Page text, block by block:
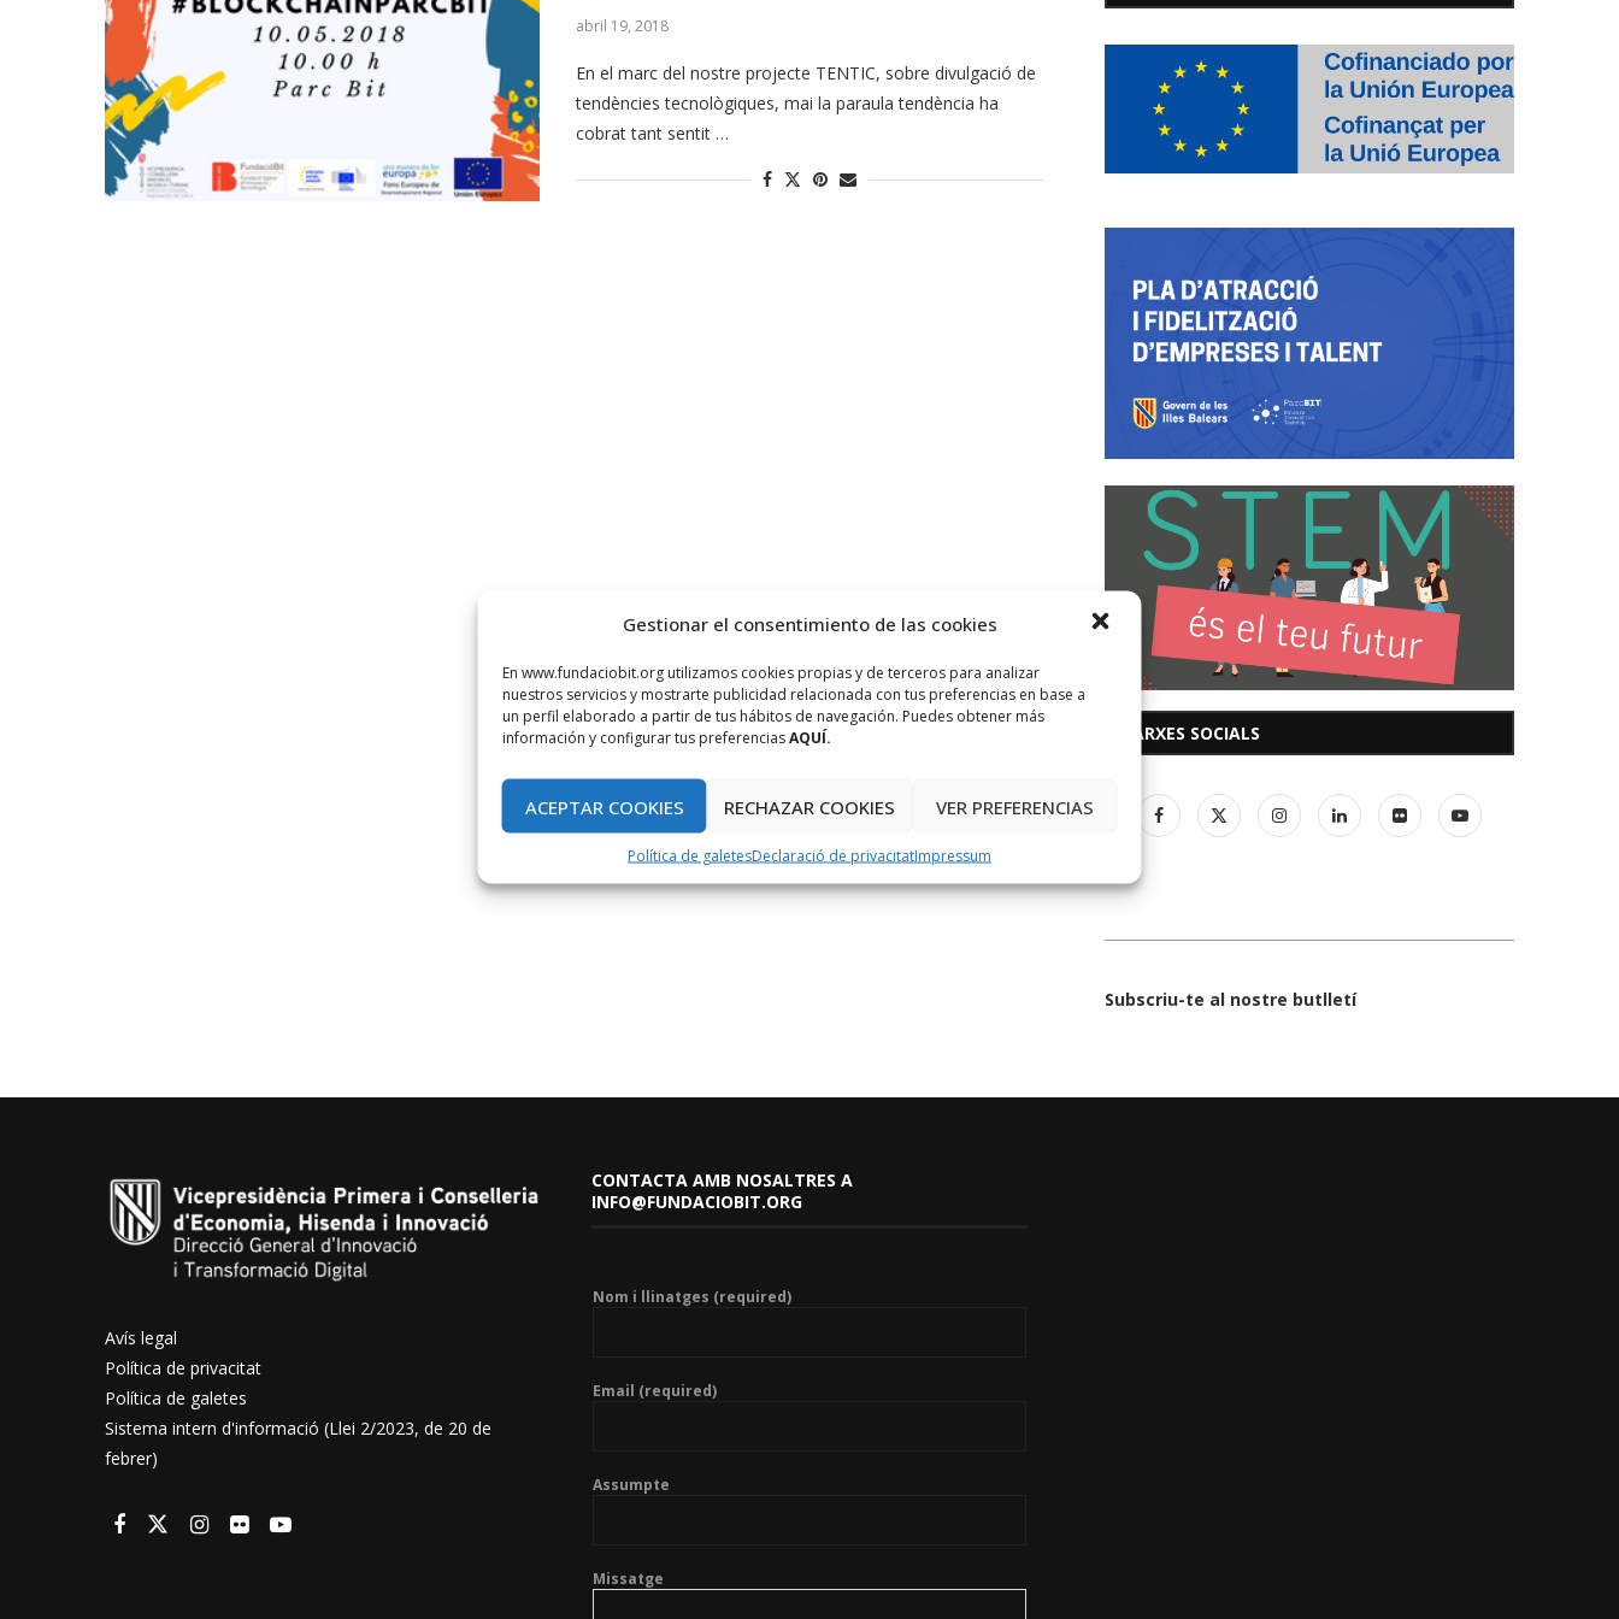
Gestionar el consentimiento de las cookies
En www.fundaciobit.org utilizamos cookies propias y de terceros para analizar
nuestros servicios y mostrarte publicidad relacionada con tus preferencias en base a
un perfil elaborado a partir de tus hábitos de navegación. Puedes obtener más
información y configurar tus preferenciasAQUÍ.
ACEPTAR COOKIES RECHAZAR COOKIES VER PREFERENCIAS
Política de galetesDeclaració de privacitatImpressum
abril 19, 2018
En el marc del nostre projecte TENTIC, sobre divulgació de
tendències tecnològiques, mai la paraula tendència ha
cobrat tant sentit …
XARXES SOCIALS
Subscriu-te al nostre butlletí
Avís legal
Política de privacitat
Política de galetes
Sistema intern d'informació (Llei 2/2023, de 20 de
febrer)
CONTACTA AMB NOSALTRES A
INFO@FUNDACIOBIT.ORG
Nom i llinatges (required)
Email (required)
Assumpte
Missatge